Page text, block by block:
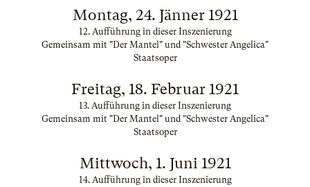
Montag, 24. Jänner 1921
12. Aufführung in dieser Inszenierung
Gemeinsam mit "Der Mantel" und "Schwester Angelica"
Staatsoper
Freitag, 18. Februar 1921
13. Aufführung in dieser Inszenierung
Gemeinsam mit "Der Mantel" und "Schwester Angelica"
Staatsoper
Mittwoch, 1. Juni 1921
14. Aufführung in dieser Inszenierung